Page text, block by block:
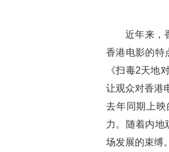
近年来，
香港电影的特
《扫毒2天地
让观众对香港
去年同期上
力。随着内地
场发展的束缚。